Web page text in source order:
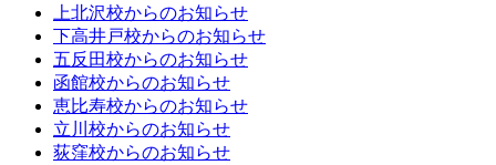
上北沢校からのお知らせ
下高井戸校からのお知らせ
五反田校からのお知らせ
函館校からのお知らせ
恵比寿校からのお知らせ
立川校からのお知らせ
荻窪校からのお知らせ